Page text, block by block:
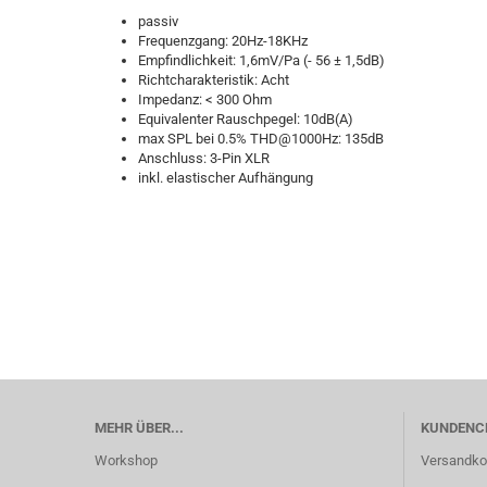
passiv
Frequenzgang: 20Hz-18KHz
Empfindlichkeit: 1,6mV/Pa (- 56 ± 1,5dB)
Richtcharakteristik: Acht
Impedanz: < 300 Ohm
Equivalenter Rauschpegel: 10dB(A)
max SPL bei 0.5% THD@1000Hz: 135dB
Anschluss: 3-Pin XLR
inkl. elastischer Aufhängung
MEHR ÜBER...
Workshop